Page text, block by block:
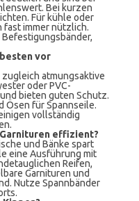
Bei kurzen
Für kühle oder
fast immer nützlich.
vor
atmungsaktive
oder PVC-
bieten guten Schutz.
Ösen für Spannseile.
vollständig
effizient?
und Bänke spart
eine Ausführung mit
Reifen,
Garnituren und
Nutze Spannbänder